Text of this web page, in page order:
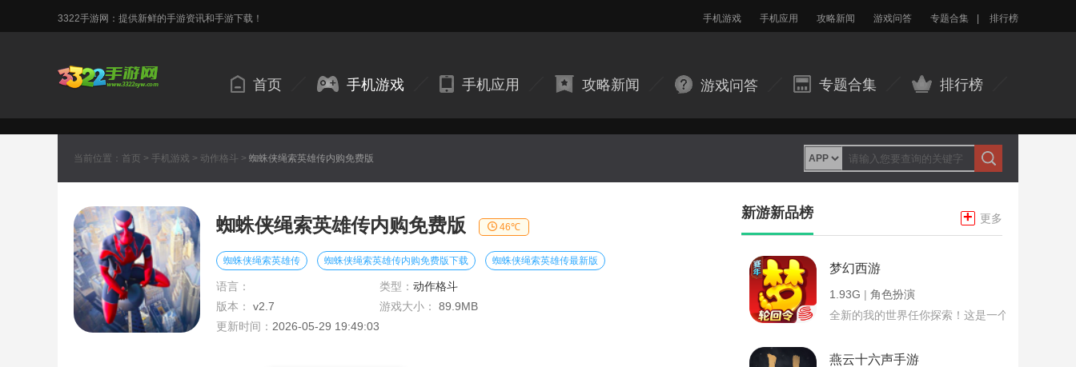
3322手游网：提供新鲜的手游资讯和手游下载！ 手机游戏 手机应用 攻略新闻 游戏问答 专题合集 排行榜
首页 手机游戏 手机应用 攻略新闻 游戏问答 专题合集 排行榜
当前位置： 首页 > 手机游戏 > 动作格斗 > 蜘蛛侠绳索英雄传内购免费版
蜘蛛侠绳索英雄传内购免费版 46℃
蜘蛛侠绳索英雄传 蜘蛛侠绳索英雄传内购免费版下载 蜘蛛侠绳索英雄传最新版
语言： 类型： 动作格斗
版本：
v2.7 游戏大小：
89.9MB
更新时间： 2026-05-29 19:49:03
新游新品榜 + 更多
梦幻西游
1.93G | 角色扮演
全新的我的世界任你探索！这是一个小提示字段。
燕云十六声手游